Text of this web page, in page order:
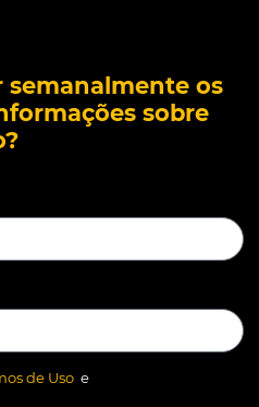
semanalmente os
sobre
de Uso e